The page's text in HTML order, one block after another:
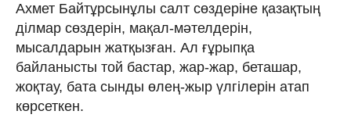
Ахмет Байтұрсынұлы салт сөздеріне қазақтың
ділмар сөздерін, мақал-мəтелдерін,
мысалдарын жатқызған. Ал ғұрыпқа
байланысты той бастар, жар-жар, беташар,
жоқтау, бата сынды өлең-жыр үлгілерін атап
көрсеткен.